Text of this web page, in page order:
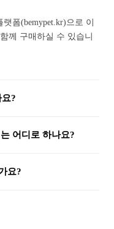
폼(bemypet.kr)으로 이
께 구매하실 수 있습니
?
어디로 하나요?
요?